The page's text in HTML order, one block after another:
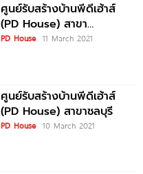
ศูนย์รับสร้างบ้านพีดีเฮ้าส์
(PD House) สาขา
ประจวบคีรีขันธ์ (ปราณบุรี)
PD House 11 March 2021
ศูนย์รับสร้างบ้านพีดีเฮ้าส์
(PD House) สาขาชลบุรี
PD House 10 March 2021